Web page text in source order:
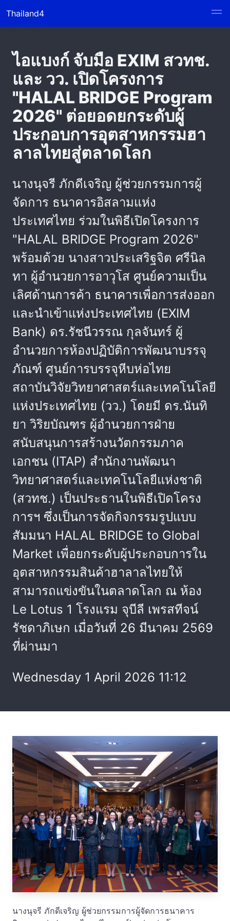
Thailand4
ไอแบงก์ จับมือ EXIM สวทช.
และ วว. เปิดโครงการ
"HALAL BRIDGE Program
2026" ต่อยอดยกระดับผู้
ประกอบการอุตสาหกรรมฮา
ลาลไทยสู่ตลาดโลก
นางนุจรี ภักดีเจริญ ผู้ช่วยกรรมการผู้
จัดการ ธนาคารอิสลามแห่ง
ประเทศไทย ร่วมในพิธีเปิดโครงการ
"HALAL BRIDGE Program 2026"
พร้อมด้วย นางสาวประเสริฐจิต ศรีนิล
ทา ผู้อำนวยการอาวุโส ศูนย์ความเป็น
เลิศด้านการค้า ธนาคารเพื่อการส่งออก
และนำเข้าแห่งประเทศไทย (EXIM
Bank) ดร.รัชนีวรรณ กุลจันทร์ ผู้
อำนวยการห้องปฏิบัติการพัฒนาบรรจุ
ภัณฑ์ ศูนย์การบรรจุหีบห่อไทย
สถาบันวิจัยวิทยาศาสตร์และเทคโนโลยี
แห่งประเทศไทย (วว.) โดยมี ดร.นันทิ
ยา วิริยบัณฑร ผู้อำนวยการฝ่าย
สนับสนุนการสร้างนวัตกรรมภาค
เอกชน (ITAP) สำนักงานพัฒนา
วิทยาศาสตร์และเทคโนโลยีแห่งชาติ
(สวทช.) เป็นประธานในพิธีเปิดโครง
การฯ ซึ่งเป็นการจัดกิจกรรมรูปแบบ
สัมมนา HALAL BRIDGE to Global
Market เพื่อยกระดับผู้ประกอบการใน
อุตสาหกรรมสินค้าฮาลาลไทยให้
สามารถแข่งขันในตลาดโลก ณ ห้อง
Le Lotus 1 โรงแรม จุบีลี เพรสทีจน์
รัชดาภิเษก เมื่อวันที่ 26 มีนาคม 2569
ที่ผ่านมา
Wednesday 1 April 2026 11:12
นางนุจรี ภักดีเจริญ ผู้ช่วยกรรมการผู้จัดการธนาคาร